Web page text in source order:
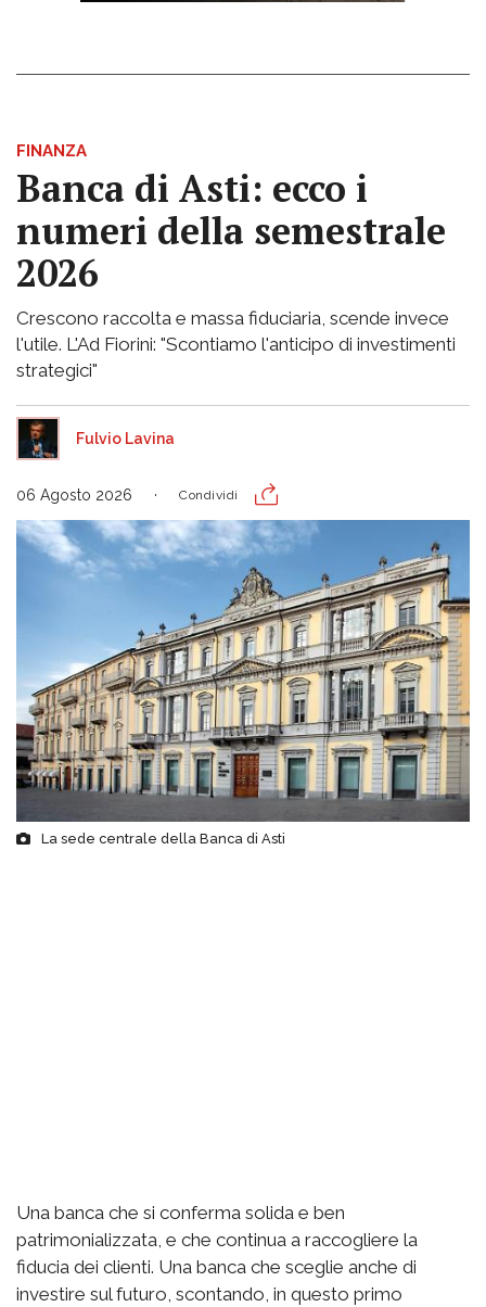
FINANZA
Banca di Asti: ecco i
numeri della semestrale
2026
Crescono raccolta e massa fiduciaria, scende invece
l'utile. L'Ad Fiorini: "Scontiamo l'anticipo di investimenti
strategici"
Fulvio Lavina
06 Agosto 2026 Condividi
La sede centrale della Banca di Asti
Una banca che si conferma solida e ben
patrimonializzata, e che continua a raccogliere la
fiducia dei clienti. Una banca che sceglie anche di
investire sul futuro, scontando, in questo primo